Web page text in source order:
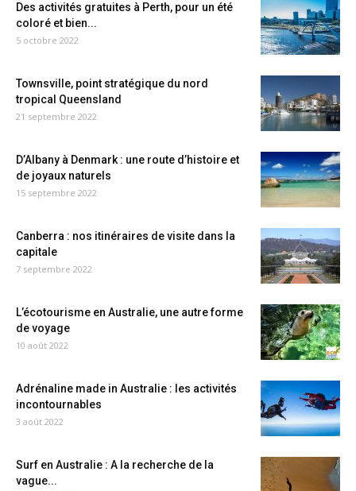
Des activités gratuites à Perth, pour un été
coloré et bien...
5 octobre 2022
Townsville, point stratégique du nord
tropical Queensland
21 septembre 2022
D’Albany à Denmark : une route d’histoire et
de joyaux naturels
15 septembre 2022
Canberra : nos itinéraires de visite dans la
capitale
7 septembre 2022
L’écotourisme en Australie, une autre forme
de voyage
10 août 2022
Adrénaline made in Australie : les activités
incontournables
3 août 2022
Surf en Australie : A la recherche de la
vague...